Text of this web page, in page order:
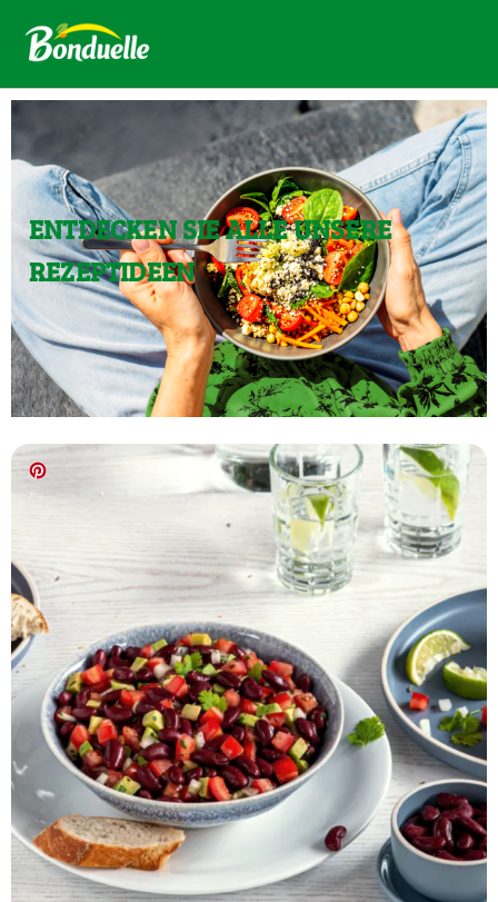
ENTDECKEN SIE ALLE UNSERE
REZEPTIDEEN